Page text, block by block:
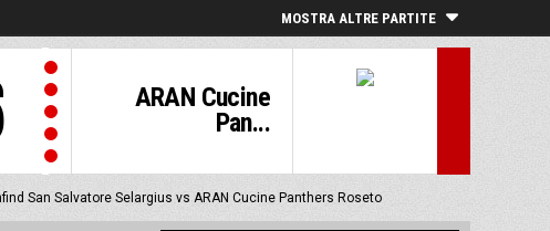
MOSTRA ALTRE PARTITE
ARAN Cucine
Pan...
San Salvatore Selargius vs ARAN Cucine Panthers Roseto